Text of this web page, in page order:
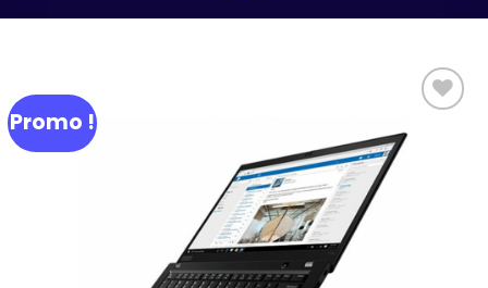
Promo !